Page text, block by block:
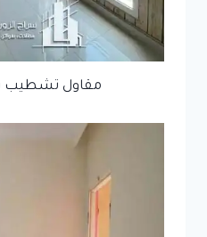
مقاول تشطيب